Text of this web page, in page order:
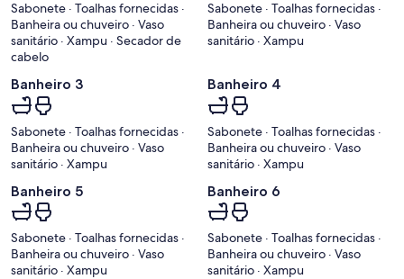
Sabonete · Toalhas fornecidas ·
Banheira ou chuveiro · Vaso
sanitário · Xampu · Secador de
cabelo
Sabonete · Toalhas fornecidas ·
Banheira ou chuveiro · Vaso
sanitário · Xampu
Banheiro 3
Sabonete · Toalhas fornecidas ·
Banheira ou chuveiro · Vaso
sanitário · Xampu
Banheiro 4
Sabonete · Toalhas fornecidas ·
Banheira ou chuveiro · Vaso
sanitário · Xampu
Banheiro 5
Sabonete · Toalhas fornecidas ·
Banheira ou chuveiro · Vaso
sanitário · Xampu
Banheiro 6
Sabonete · Toalhas fornecidas ·
Banheira ou chuveiro · Vaso
sanitário · Xampu